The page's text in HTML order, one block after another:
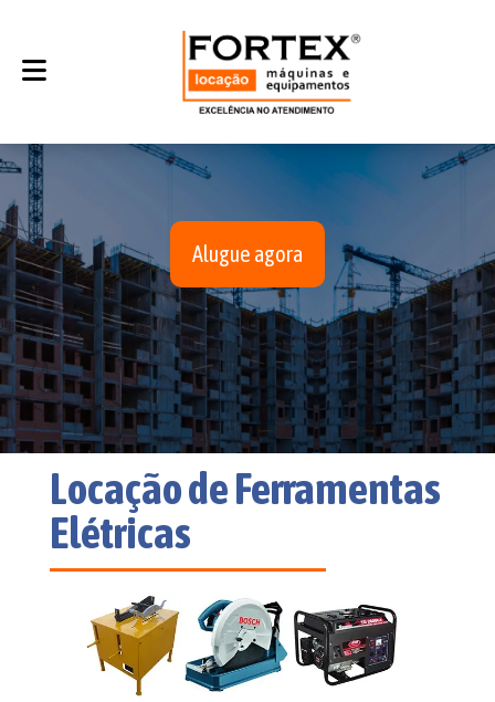
Alugue agora
Locação de Ferramentas
Elétricas